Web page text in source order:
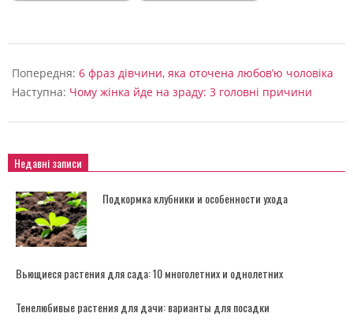
09-
04
Попередня: 6 фраз дівчини, яка оточена любов’ю чоловіка
Наступна: Чому жінка йде на зраду: 3 головні причини
Недавні записи
Подкормка клубники и особенности ухода
Вьющиеся растения для сада: 10 многолетних и однолетних
Тенелюбивые растения для дачи: варианты для посадки